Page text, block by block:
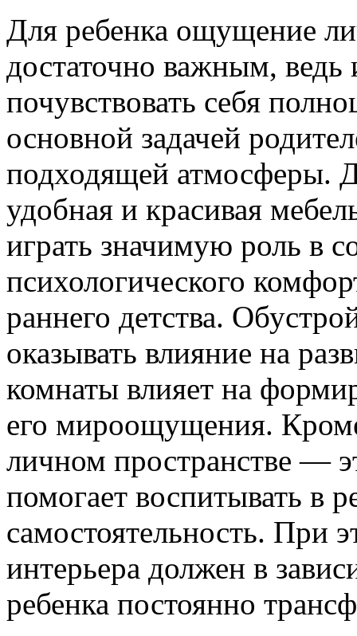
Для ребенка ощущение
достаточно важным,
почувствовать себя
основной задачей
подходящей атмосферы.
удобная и красивая
играть значимую роль в
психологического
раннего детства.
оказывать влияние на
комнаты влияет на
его мироощущения.
личном пространстве —
помогает воспитывать в
самостоятельность. При
интерьера должен в
ребенка постоянно